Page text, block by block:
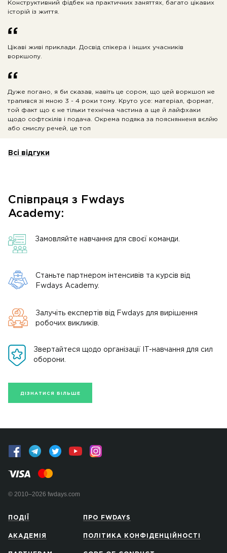
Конструктивний фідбек на практичних заняттях, багато цікавих
історій із життя.
Цікаві живі приклади. Досвід спікера і інших учасників
воркшопу.
Дуже погано, я би сказав, навіть це сором, що цей воркшоп не
трапився зі мною 3 - 4 роки тому. Круто усе: матеріал, формат,
той факт що є не тільки технічна частина а ще й лайфхаки
щодо софтскілів і подача. Окрема подяка за пояснянненя вєлйю
або смислу речей, це топ
Всі відгуки
Співпраця з Fwdays
Academy:
Замовляйте навчання для своєї команди.
Станьте партнером інтенсивів та курсів від
Fwdays Academy.
Залучіть експертів від Fwdays для вирішення
робочих викликів.
Звертайтеся щодо організації IT-навчання для сил
оборони.
ДІЗНАТИСЯ БІЛЬШЕ
© 2010–2026 fwdays.com
ПОДІЇ
АКАДЕМІЯ
ПРО FWDAYS
ПОЛІТИКА КОНФІДЕНЦІЙНОСТІ